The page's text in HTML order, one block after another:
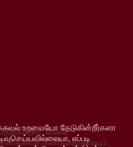
உறவையோ தேடுகின்றீர்களா
எப்படி
எங்கள்
கணக்கெடுக்கவும்,